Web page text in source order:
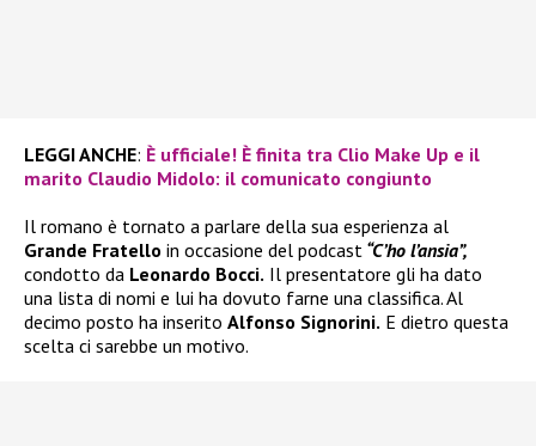
LEGGI ANCHE: È ufficiale! È finita tra Clio Make Up e il
marito Claudio Midolo: il comunicato congiunto
Il romano è tornato a parlare della sua esperienza al
Grande Fratello in occasione del podcast “C’ho l’ansia”,
condotto da Leonardo Bocci. Il presentatore gli ha dato
una lista di nomi e lui ha dovuto farne una classifica. Al
decimo posto ha inserito Alfonso Signorini. E dietro questa
scelta ci sarebbe un motivo.